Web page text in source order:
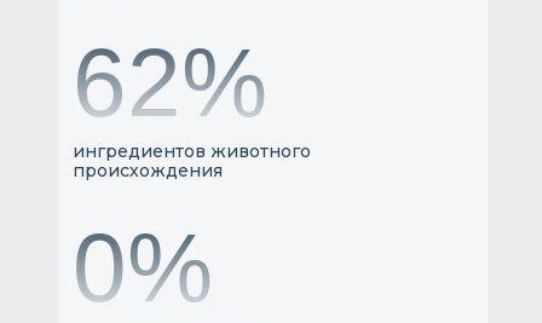
ингредиентов животного
происхождения
62%
0%